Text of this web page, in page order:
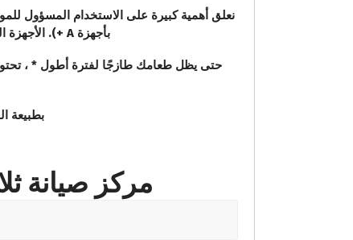
بأجهزة A +). الأجهزة المزودة بضاغط ProSmart العاكس موفرة بشكل خاص للطاقة . وتتميز أيضًا بطول العمر الخاص بها.
بطبيعة
مركز صيانة ثلاجات